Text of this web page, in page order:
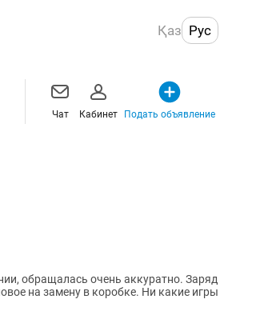
Қаз Рус
Чат Кабинет Подать объявление
обращалась очень аккуратно. Заряд
на замену в коробке. Ни какие игры